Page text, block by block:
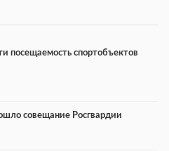
посещаемость спортобъектов
совещание Росгвардии